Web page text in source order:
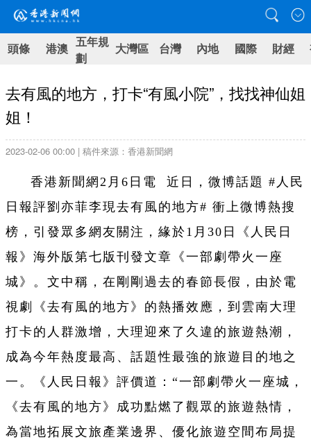
頭條 港澳 五年規
劃
大灣區 台灣 內地 國際 財經
去有風的地方，打卡“有風小院”，找找神仙姐
姐！
2023-02-06 00:00 | 稿件來源：香港新聞網
香港新聞網2月6日電 近日，微博話題 #人民
日報評劉亦菲李現去有風的地方# 衝上微博熱搜
榜，引發眾多網友關注，緣於1月30日《人民日
報》海外版第七版刊發文章《一部劇帶火一座
城》。文中稱，在剛剛過去的春節長假，由於電
視劇《去有風的地方》的熱播效應，到雲南大理
打卡的人群激增，大理迎來了久違的旅遊熱潮，
成為今年熱度最高、話題性最強的旅遊目的地之
一。《人民日報》評價道：“一部劇帶火一座城，
《去有風的地方》成功點燃了觀眾的旅遊熱情，
為當地拓展文旅產業邊界、優化旅遊空間布局提